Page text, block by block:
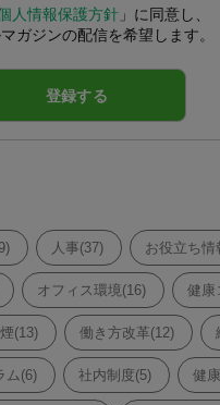
人情報保護方針」に同意し、
ガジンの配信を希望します。
人事(37) お役立ち情
オフィス環境(16) 健康
(13) 働き方改革(12)
ム(6) 社内制度(5) 健